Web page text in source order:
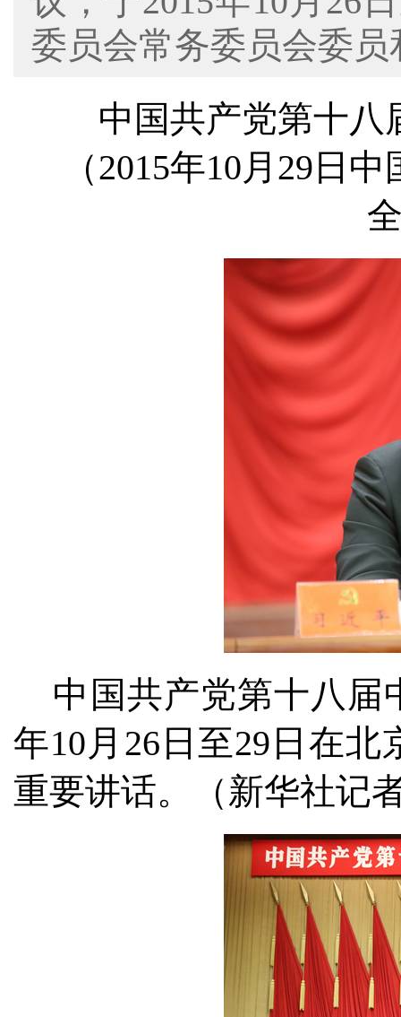
委员会常务委员会委
中国共产党第十八
（2015年10月29日中
中国共产党第十八届
年10月26日至29日在
重要讲话。（新华社记